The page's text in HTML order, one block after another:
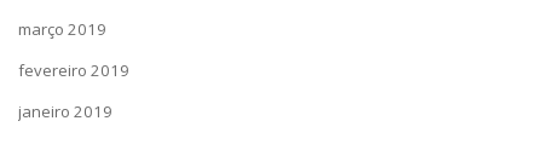
março 2019
fevereiro 2019
janeiro 2019